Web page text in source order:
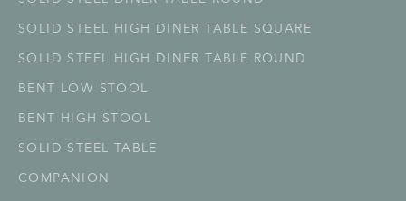
SOLID STEEL HIGH DINER TABLE SQUARE
SOLID STEEL HIGH DINER TABLE ROUND
BENT LOW STOOL
BENT HIGH STOOL
SOLID STEEL TABLE
COMPANION